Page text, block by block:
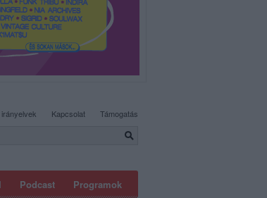
Podcast Programok
Kapcsolat Támogatás